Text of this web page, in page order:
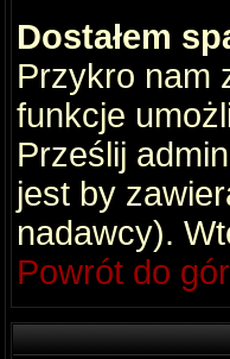
Dostałem
Przykro nam
funkcje
Prześlij
jest by
nadawcy).
Powrót do